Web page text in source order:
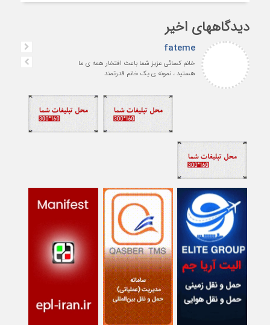
دیدگاههای اخیر
fateme
خانم کسائی عزیز شما باعث افتخار همه ی ما
هستید ، نمونه ی یک خانم قدرتمند